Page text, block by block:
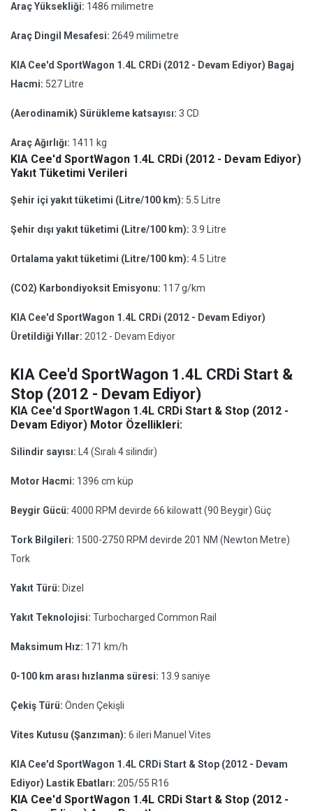
Araç Yüksekliği: 1486 milimetre
Araç Dingil Mesafesi: 2649 milimetre
KIA Cee'd SportWagon 1.4L CRDi (2012 - Devam Ediyor) Bagaj
Hacmi: 527 Litre
(Aerodinamik) Sürükleme katsayısı: 3 CD
Araç Ağırlığı: 1411 kg
KIA Cee'd SportWagon 1.4L CRDi (2012 - Devam Ediyor)
Yakıt Tüketimi Verileri
Şehir içi yakıt tüketimi (Litre/100 km): 5.5 Litre
Şehir dışı yakıt tüketimi (Litre/100 km): 3.9 Litre
Ortalama yakıt tüketimi (Litre/100 km): 4.5 Litre
(CO2) Karbondiyoksit Emisyonu: 117 g/km
KIA Cee'd SportWagon 1.4L CRDi (2012 - Devam Ediyor)
Üretildiği Yıllar: 2012 - Devam Ediyor
KIA Cee'd SportWagon 1.4L CRDi Start &
Stop (2012 - Devam Ediyor)
KIA Cee'd SportWagon 1.4L CRDi Start & Stop (2012 -
Devam Ediyor) Motor Özellikleri:
Silindir sayısı: L4 (Sıralı 4 silindir)
Motor Hacmi: 1396 cm küp
Beygir Gücü: 4000 RPM devirde 66 kilowatt (90 Beygir) Güç
Tork Bilgileri: 1500-2750 RPM devirde 201 NM (Newton Metre)
Tork
Yakıt Türü: Dizel
Yakıt Teknolojisi: Turbocharged Common Rail
Maksimum Hız: 171 km/h
0-100 km arası hızlanma süresi: 13.9 saniye
Çekiş Türü: Önden Çekişli
Vites Kutusu (Şanzıman): 6 ileri Manuel Vites
KIA Cee'd SportWagon 1.4L CRDi Start & Stop (2012 - Devam
Ediyor) Lastik Ebatları: 205/55 R16
KIA Cee'd SportWagon 1.4L CRDi Start & Stop (2012 -